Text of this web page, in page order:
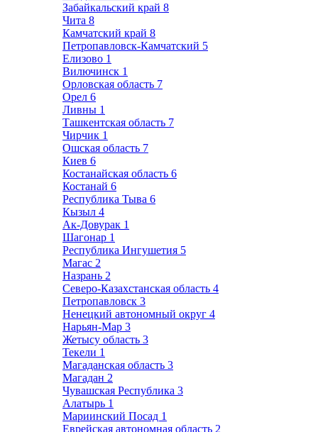
Забайкальский край 8
Чита 8
Камчатский край 8
Петропавловск-Камчатский 5
Елизово 1
Вилючинск 1
Орловская область 7
Орел 6
Ливны 1
Ташкентская область 7
Чирчик 1
Ошская область 7
Киев 6
Костанайская область 6
Костанай 6
Республика Тыва 6
Кызыл 4
Ак-Довурак 1
Шагонар 1
Республика Ингушетия 5
Магас 2
Назрань 2
Северо-Казахстанская область 4
Петропавловск 3
Ненецкий автономный округ 4
Нарьян-Мар 3
Жетысу область 3
Текели 1
Магаданская область 3
Магадан 2
Чувашская Республика 3
Алатырь 1
Мариинский Посад 1
Еврейская автономная область 2